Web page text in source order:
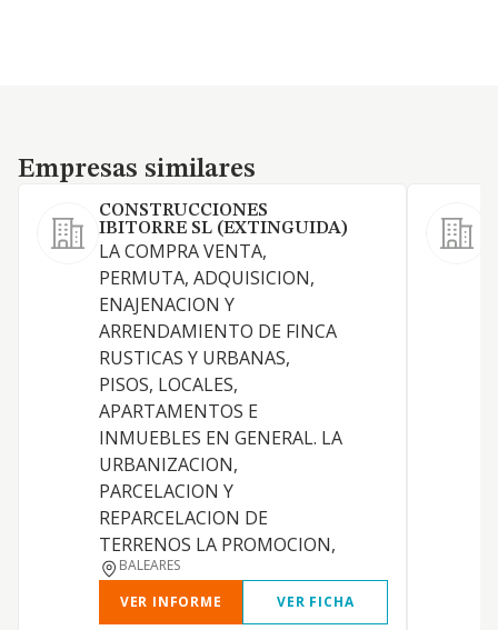
Empresas similares
Empresas similares
CONSTRUCCIONES
IBITORRE SL (EXTINGUIDA)
LA COMPRA VENTA,
PERMUTA, ADQUISICION,
ENAJENACION Y
ARRENDAMIENTO DE FINCA
RUSTICAS Y URBANAS,
PISOS, LOCALES,
APARTAMENTOS E
INMUEBLES EN GENERAL. LA
URBANIZACION,
PARCELACION Y
REPARCELACION DE
TERRENOS LA PROMOCION,
BALEARES
VER INFORME
VER FICHA